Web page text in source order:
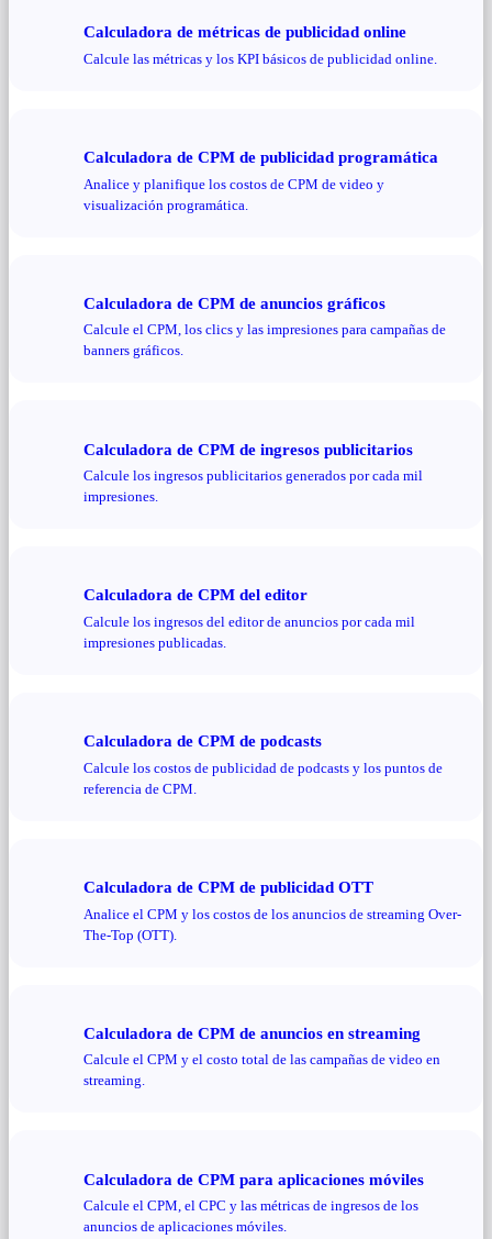
Calculadora de métricas de publicidad online
Calcule las métricas y los KPI básicos de publicidad online.
Calculadora de CPM de publicidad programática
Analice y planifique los costos de CPM de video y
visualización programática.
Calculadora de CPM de anuncios gráficos
Calcule el CPM, los clics y las impresiones para campañas de
banners gráficos.
Calculadora de CPM de ingresos publicitarios
Calcule los ingresos publicitarios generados por cada mil
impresiones.
Calculadora de CPM del editor
Calcule los ingresos del editor de anuncios por cada mil
impresiones publicadas.
Calculadora de CPM de podcasts
Calcule los costos de publicidad de podcasts y los puntos de
referencia de CPM.
Calculadora de CPM de publicidad OTT
Analice el CPM y los costos de los anuncios de streaming Over-
The-Top (OTT).
Calculadora de CPM de anuncios en streaming
Calcule el CPM y el costo total de las campañas de video en
streaming.
Calculadora de CPM para aplicaciones móviles
Calcule el CPM, el CPC y las métricas de ingresos de los
anuncios de aplicaciones móviles.